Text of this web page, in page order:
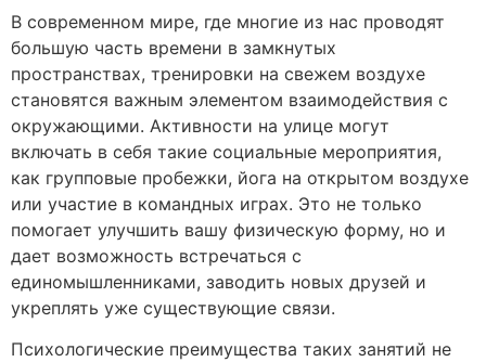
В современном мире, где многие из нас проводят
большую часть времени в замкнутых
пространствах, тренировки на свежем воздухе
становятся важным элементом взаимодействия с
окружающими. Активности на улице могут
включать в себя такие социальные мероприятия,
как групповые пробежки, йога на открытом воздухе
или участие в командных играх. Это не только
помогает улучшить вашу физическую форму, но и
дает возможность встречаться с
единомышленниками, заводить новых друзей и
укреплять уже существующие связи.
Психологические преимущества таких занятий не